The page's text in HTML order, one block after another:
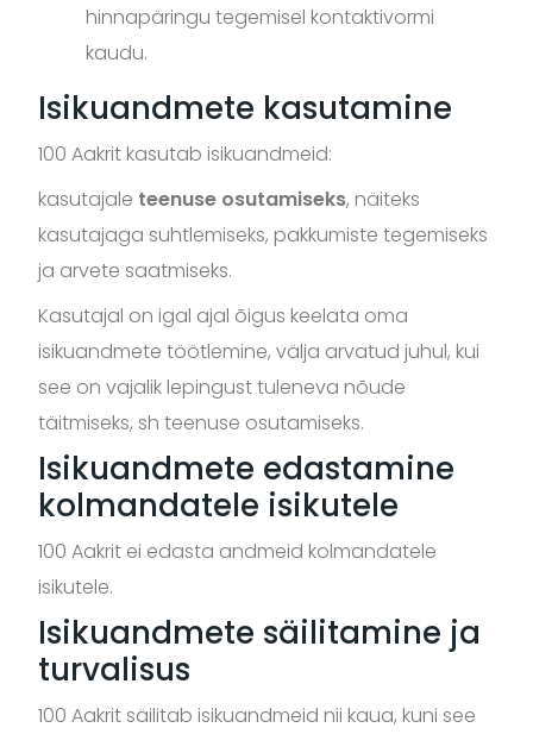
hinnapäringu tegemisel kontaktivormi
kaudu.
Isikuandmete kasutamine
100 Aakrit kasutab isikuandmeid:
kasutajale teenuse osutamiseks, näiteks
kasutajaga suhtlemiseks, pakkumiste tegemiseks
ja arvete saatmiseks.
Kasutajal on igal ajal õigus keelata oma
isikuandmete töötlemine, välja arvatud juhul, kui
see on vajalik lepingust tuleneva nõude
täitmiseks, sh teenuse osutamiseks.
Isikuandmete edastamine
kolmandatele isikutele
100 Aakrit ei edasta andmeid kolmandatele
isikutele.
Isikuandmete säilitamine ja
turvalisus
100 Aakrit säilitab isikuandmeid nii kaua, kuni see